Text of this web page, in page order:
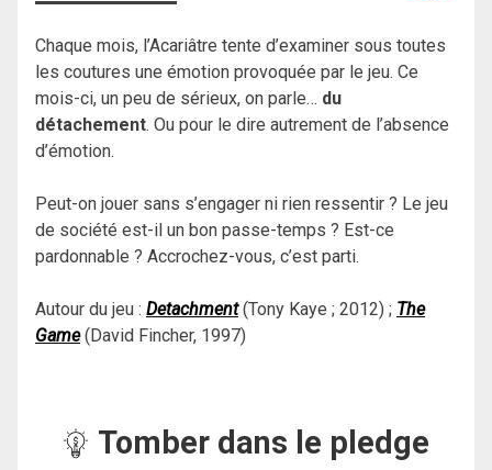
Chaque mois, l’Acariâtre tente d’examiner sous toutes
les coutures une émotion provoquée par le jeu. Ce
mois-ci, un peu de sérieux, on parle… du
détachement. Ou pour le dire autrement de l’absence
d’émotion.
Peut-on jouer sans s’engager ni rien ressentir ? Le jeu
de société est-il un bon passe-temps ? Est-ce
pardonnable ? Accrochez-vous, c’est parti.
Autour du jeu : Detachment(Tony Kaye ; 2012) ; The
Game(David Fincher, 1997)
Tomber dans le pledge